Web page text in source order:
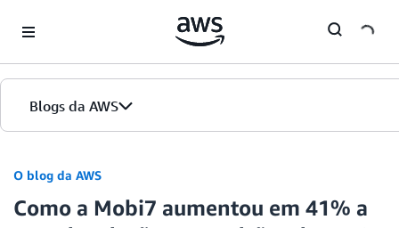
Blogs da AWS
Página inicial
Edições
O blog da AWS
Como a Mobi7 aumentou em 41% a